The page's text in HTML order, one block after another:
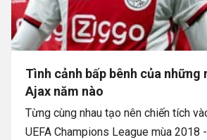
Tình cảnh bấp bênh của những
Ajax năm nào
Từng cùng nhau tạo nên chiến tích
UEFA Champions League mùa 2018